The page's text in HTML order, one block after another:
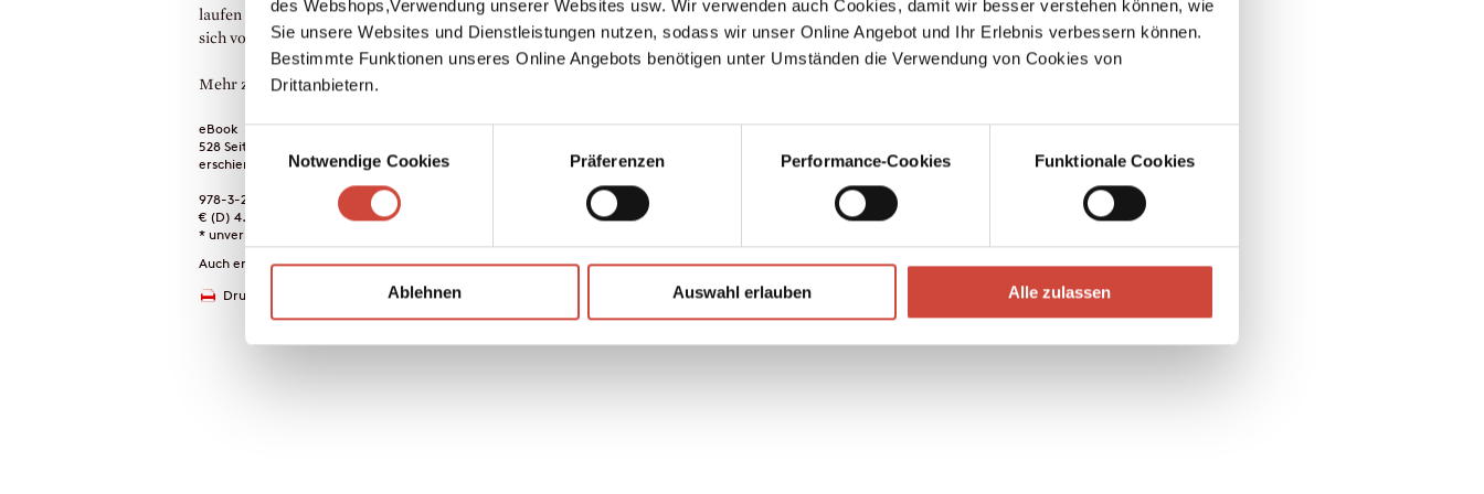
des Webshops,Verwendung unserer Websites usw. Wir verwenden auch Cookies, damit wir besser verstehen können, wie
Sie unsere Websites und Dienstleistungen nutzen, sodass wir unser Online Angebot und Ihr Erlebnis verbessern können.
Bestimmte Funktionen unseres Online Angebots benötigen unter Umständen die Verwendung von Cookies von
Drittanbietern.
Notwendige Cookies
Präferenzen Performance-Cookies Funktionale Cookies
Ablehnen Auswahl erlauben Alle zulassen
Kaufen
laufen auf Hochtouren. Was also bringt ihn dazu,
sich vor laufender Kamera zu erschießen?
Mehr zum Inhalt
eBook
528 Seiten (Printausgabe)
erschienen am 26. Februar 2014
978-3-257-60429-0
€ (D) 4.99 / sFr 6.00* / € (A) 4.99
* unverb. Preisempfehlung
Auch erhältlich als
Drucken